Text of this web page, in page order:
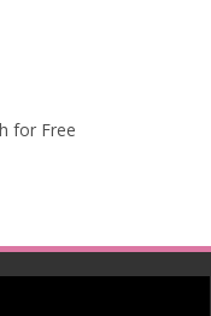
for Free